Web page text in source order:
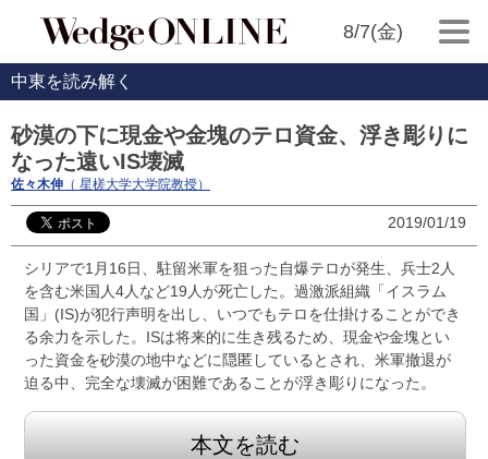
8/7(金)
中東を読み解く
砂漠の下に現金や金塊のテロ資金、浮き彫りに
なった遠いIS壊滅
佐々木伸 （ 星槎大学大学院教授）
2019/01/19
シリアで1月16日、駐留米軍を狙った自爆テロが発生、兵士2人
を含む米国人4人など19人が死亡した。過激派組織「イスラム
国」(IS)が犯行声明を出し、いつでもテロを仕掛けることができ
る余力を示した。ISは将来的に生き残るため、現金や金塊とい
った資金を砂漠の地中などに隠匿しているとされ、米軍撤退が
迫る中、完全な壊滅が困難であることが浮き彫りになった。
本文を読む